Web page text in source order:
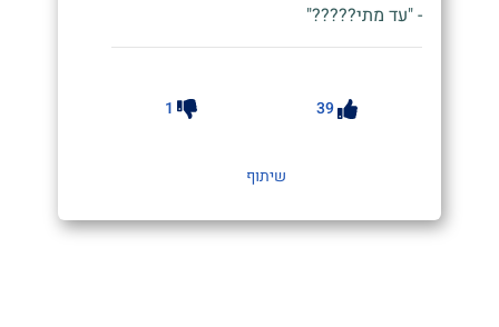
- "עד מתי?????"
39
1
שיתוף